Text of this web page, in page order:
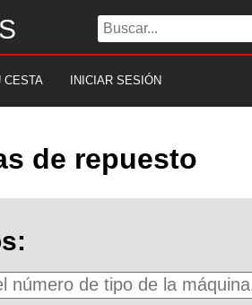
CESTA INICIAR SESIÓN
de repuesto